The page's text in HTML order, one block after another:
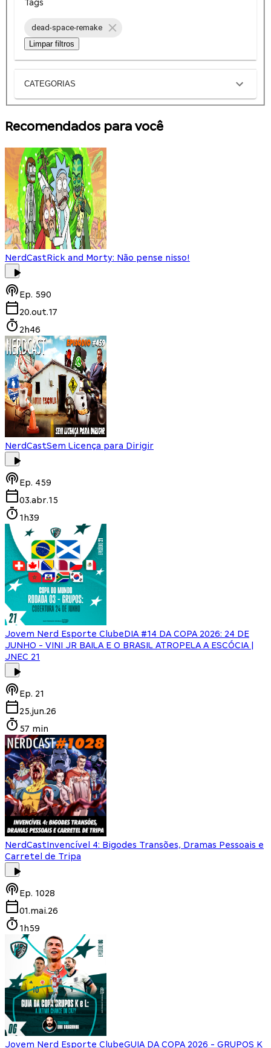
Tags
dead-space-remake
Limpar filtros
CATEGORIAS
Recomendados para você
NerdCastRick and Morty: Não pense nisso!
Ep. 590
20.out.17
2h46
NerdCastSem Licença para Dirigir
Ep. 459
03.abr.15
1h39
Jovem Nerd Esporte ClubeDIA #14 DA COPA 2026: 24 DE
JUNHO - VINI JR BAILA E O BRASIL ATROPELA A ESCÓCIA |
JNEC 21
Ep. 21
25.jun.26
57 min
NerdCastInvencível 4: Bigodes Transões, Dramas Pessoais e
Carretel de Tripa
Ep. 1028
01.mai.26
1h59
Jovem Nerd Esporte ClubeGUIA DA COPA 2026 - GRUPOS K